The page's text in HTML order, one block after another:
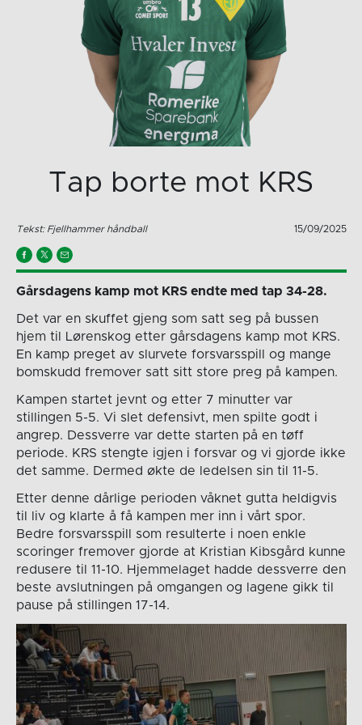
Tap borte mot KRS
Tekst: Fjellhammer håndball 15/09/2025
Gårsdagens kamp mot KRS endte med tap 34-28.
Det var en skuffet gjeng som satt seg på bussen
hjem til Lørenskog etter gårsdagens kamp mot KRS.
En kamp preget av slurvete forsvarsspill og mange
bomskudd fremover satt sitt store preg på kampen.
Kampen startet jevnt og etter 7 minutter var
stillingen 5-5. Vi slet defensivt, men spilte godt i
angrep. Dessverre var dette starten på en tøff
periode. KRS stengte igjen i forsvar og vi gjorde ikke
det samme. Dermed økte de ledelsen sin til 11-5.
Etter denne dårlige perioden våknet gutta heldigvis
til liv og klarte å få kampen mer inn i vårt spor.
Bedre forsvarsspill som resulterte i noen enkle
scoringer fremover gjorde at Kristian Kibsgård kunne
redusere til 11-10. Hjemmelaget hadde dessverre den
beste avslutningen på omgangen og lagene gikk til
pause på stillingen 17-14.